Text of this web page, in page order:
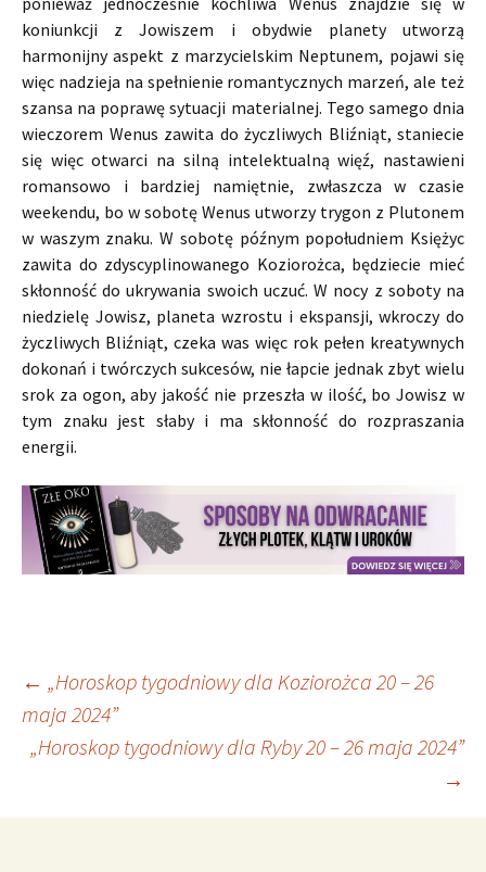
koniunkcji z Jowiszem i obydwie planety utworzą
harmonijny aspekt z marzycielskim Neptunem, pojawi się
więc nadzieja na spełnienie romantycznych marzeń, ale też
szansa na poprawę sytuacji materialnej. Tego samego dnia
wieczorem Wenus zawita do życzliwych Bliźniąt, staniecie
się więc otwarci na silną intelektualną więź, nastawieni
romansowo i bardziej namiętnie, zwłaszcza w czasie
weekendu, bo w sobotę Wenus utworzy trygon z Plutonem
w waszym znaku. W sobotę późnym popołudniem Księżyc
zawita do zdyscyplinowanego Koziorożca, będziecie mieć
skłonność do ukrywania swoich uczuć. W nocy z soboty na
niedzielę Jowisz, planeta wzrostu i ekspansji, wkroczy do
życzliwych Bliźniąt, czeka was więc rok pełen kreatywnych
dokonań i twórczych sukcesów, nie łapcie jednak zbyt wielu
srok za ogon, aby jakość nie przeszła w ilość, bo Jowisz w
tym znaku jest słaby i ma skłonność do rozpraszania
energii.
Nawigacja
wpisu
← „Horoskop tygodniowy dla Koziorożca 20 – 26
maja 2024”
„Horoskop tygodniowy dla Ryby 20 – 26 maja 2024”
→